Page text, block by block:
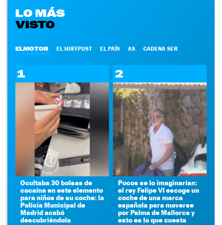
LO MÁS
VISTO
ELMOTOR EL HUFFPOST EL PAÍS AS CADENA SER
1
Ocultaba 30 bolsas de
cocaína en este elemento
para niños de su coche: la
Policía Municipal de
Madrid acabó
descubriéndola
2
Pocos se lo imaginarían:
el rey Felipe VI escoge un
coche de una marca
española para moverse
por Palma de Mallorca y
esto es lo que cuesta